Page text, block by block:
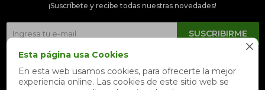

Esta página usa Cookies
En esta web usamos cookies, para ofrecerte la mejor
experiencia online. Las cookies de este sitio web se
📦 Quiero saber sobre mi pedido
¡Suscríbete y recibe todas nuestras novedades!
SUSCRIBIRME
